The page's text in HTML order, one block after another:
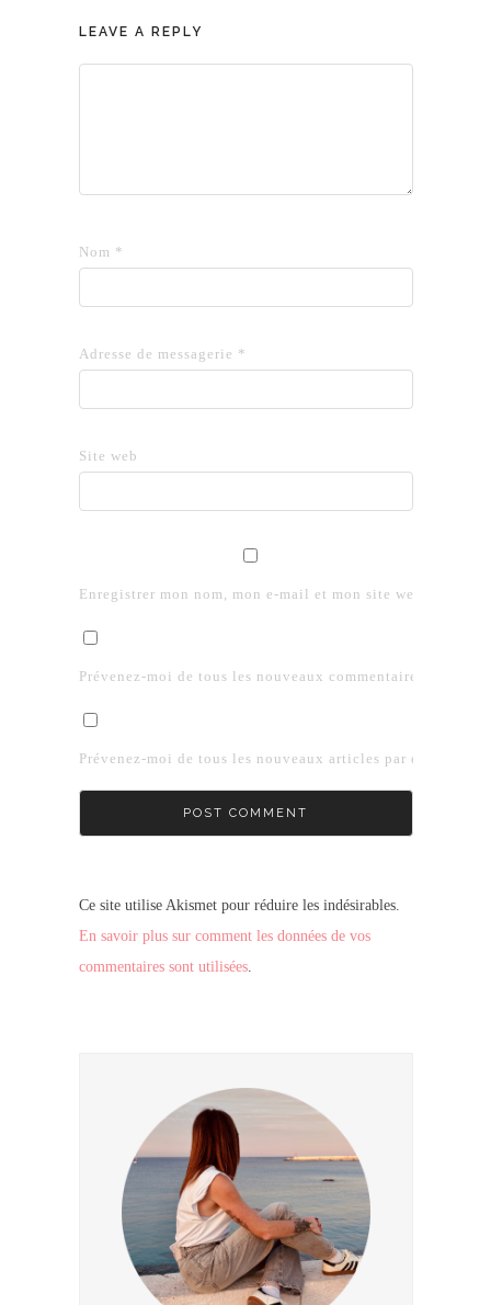
LEAVE A REPLY
Nom *
Adresse de messagerie *
Site web
Enregistrer mon nom, mon e-mail et mon site web dans le
Prévenez-moi de tous les nouveaux commentaires par e-
Prévenez-moi de tous les nouveaux articles par e-mail.
Ce site utilise Akismet pour réduire les indésirables.
En savoir plus sur comment les données de vos
commentaires sont utilisées.